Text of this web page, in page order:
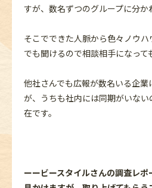
すが、数名ずつのグループに分か
そこでできた人脈から色々ノウ
でも聞けるので相談相手になって
他社さんでも広報が数名いる企
が、うちも社内には同期がいな
在です。
ーービースタイルさんの調査レポ